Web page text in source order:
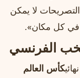
لا يمكن
في كل مكان».
الفرنسي
كأس العالم